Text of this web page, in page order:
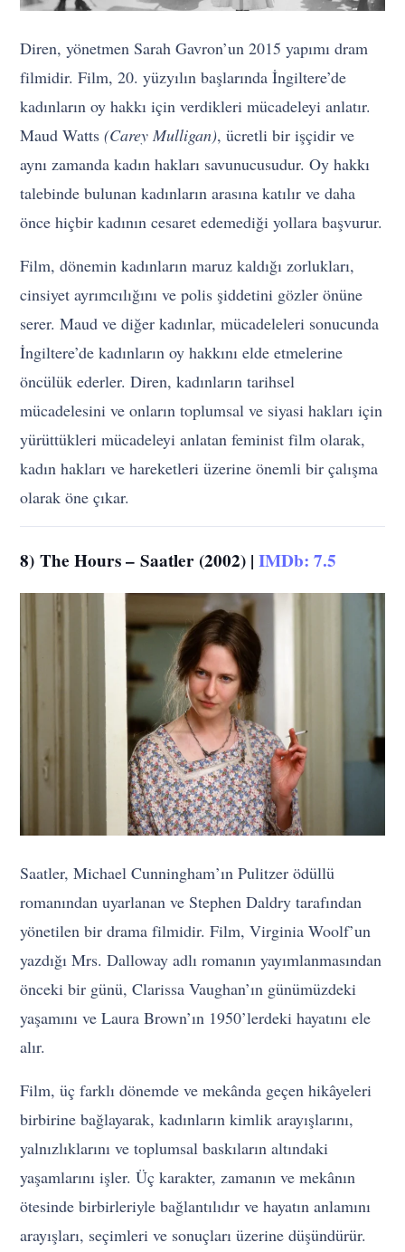
Diren, yönetmen Sarah Gavron’un 2015 yapımı dram
filmidir. Film, 20. yüzyılın başlarında İngiltere’de
kadınların oy hakkı için verdikleri mücadeleyi anlatır.
Maud Watts(Carey Mulligan), ücretli bir işçidir ve
aynı zamanda kadın hakları savunucusudur. Oy hakkı
talebinde bulunan kadınların arasına katılır ve daha
önce hiçbir kadının cesaret edemediği yollara başvurur.
Film, dönemin kadınların maruz kaldığı zorlukları,
cinsiyet ayrımcılığını ve polis şiddetini gözler önüne
serer. Maud ve diğer kadınlar, mücadeleleri sonucunda
İngiltere’de kadınların oy hakkını elde etmelerine
öncülük ederler. Diren, kadınların tarihsel
mücadelesini ve onların toplumsal ve siyasi hakları için
yürüttükleri mücadeleyi anlatan feminist film olarak,
kadın hakları ve hareketleri üzerine önemli bir çalışma
olarak öne çıkar.
8)The Hours –Saatler (2002) |IMDb: 7.5
Saatler, Michael Cunningham’ın Pulitzer ödüllü
romanından uyarlanan ve Stephen Daldry tarafından
yönetilen bir drama filmidir. Film, Virginia Woolf’un
yazdığı Mrs. Dalloway adlı romanın yayımlanmasından
önceki bir günü, Clarissa Vaughan’ın günümüzdeki
yaşamını ve Laura Brown’ın 1950’lerdeki hayatını ele
alır.
Film, üç farklı dönemde ve mekânda geçen hikâyeleri
birbirine bağlayarak, kadınların kimlik arayışlarını,
yalnızlıklarını ve toplumsal baskıların altındaki
yaşamlarını işler. Üç karakter, zamanın ve mekânın
ötesinde birbirleriyle bağlantılıdır ve hayatın anlamını
arayışları, seçimleri ve sonuçları üzerine düşündürür.